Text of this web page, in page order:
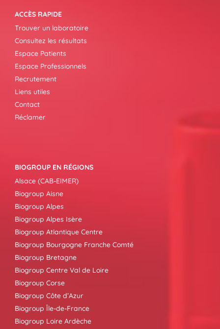
ACCÈS RAPIDE
Trouver un laboratoire
Consultez les résultats
Espace Patients
Espace Professionnels
Recrutement
Liens utiles
Contact
Réclamer
BIOGROUP EN RÉGIONS
Alsace (CAB-EIMER)
Biogroup Aisne
Biogroup Alpes
Biogroup Alpes Isère
Biogroup Atlantique Centre
Biogroup Bourgogne Franche Comté
Biogroup Bretagne
Biogroup Centre Val de Loire
Biogroup Corse
Biogroup Côte d’Azur
Biogroup Île-de-France
Biogroup Loire Ardèche